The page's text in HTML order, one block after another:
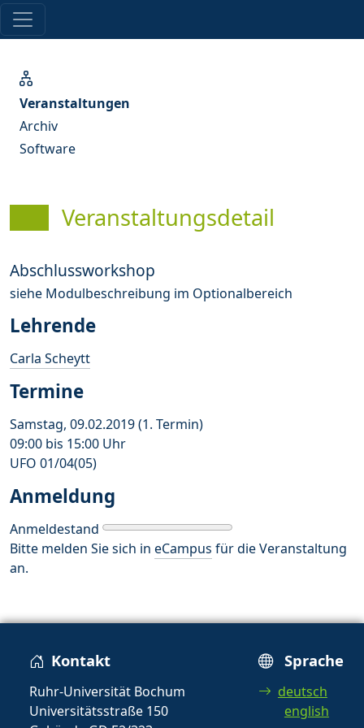
Veranstaltungen
Archiv
Software
Veranstaltungsdetail
Abschlussworkshop
siehe Modulbeschreibung im Optionalbereich
Lehrende
Carla Scheytt
Termine
Samstag, 09.02.2019 (1. Termin)
09:00 bis 15:00 Uhr
UFO 01/04(05)
Anmeldung
Anmeldestand
Bitte melden Sie sich in eCampus für die Veranstaltung
an.
Kontakt
Ruhr-Universität Bochum
Universitätsstraße 150
Sprache
deutsch
english